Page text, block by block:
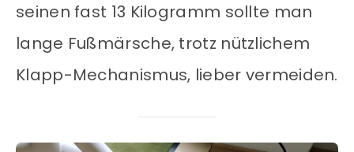
seinen fast 13 Kilogramm sollte man
lange Fußmärsche, trotz nützlichem
Klapp-Mechanismus, lieber vermeiden.